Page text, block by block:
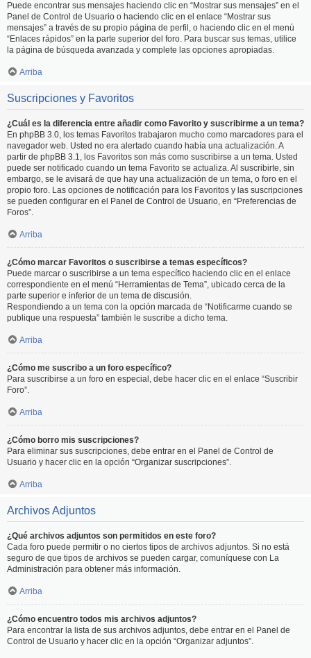
Puede encontrar sus mensajes haciendo clic en “Mostrar sus mensajes” en el
Panel de Control de Usuario o haciendo clic en el enlace “Mostrar sus
mensajes” a través de su propio página de perfil, o haciendo clic en el menú
“Enlaces rápidos” en la parte superior del foro. Para buscar sus temas, utilice
la página de búsqueda avanzada y complete las opciones apropiadas.
Arriba
Suscripciones y Favoritos
¿Cuál es la diferencia entre añadir como Favorito y suscribirme a un tema?
En phpBB 3.0, los temas Favoritos trabajaron mucho como marcadores para el
navegador web. Usted no era alertado cuando había una actualización. A
partir de phpBB 3.1, los Favoritos son más como suscribirse a un tema. Usted
puede ser notificado cuando un tema Favorito se actualiza. Al suscribirte, sin
embargo, se le avisará de que hay una actualización de un tema, o foro en el
propio foro. Las opciones de notificación para los Favoritos y las suscripciones
se pueden configurar en el Panel de Control de Usuario, en “Preferencias de
Foros”.
Arriba
¿Cómo marcar Favoritos o suscribirse a temas específicos?
Puede marcar o suscribirse a un tema específico haciendo clic en el enlace
correspondiente en el menú “Herramientas de Tema”, ubicado cerca de la
parte superior e inferior de un tema de discusión.
Respondiendo a un tema con la opción marcada de “Notificarme cuando se
publique una respuesta” también le suscribe a dicho tema.
Arriba
¿Cómo me suscribo a un foro específico?
Para suscribirse a un foro en especial, debe hacer clic en el enlace “Suscribir
Foro”.
Arriba
¿Cómo borro mis suscripciones?
Para eliminar sus suscripciones, debe entrar en el Panel de Control de
Usuario y hacer clic en la opción “Organizar suscripciones”.
Arriba
Archivos Adjuntos
¿Qué archivos adjuntos son permitidos en este foro?
Cada foro puede permitir o no ciertos tipos de archivos adjuntos. Si no está
seguro de que tipos de archivos se pueden cargar, comuníquese con La
Administración para obtener más información.
Arriba
¿Cómo encuentro todos mis archivos adjuntos?
Para encontrar la lista de sus archivos adjuntos, debe entrar en el Panel de
Control de Usuario y hacer clic en la opción “Organizar adjuntos”.